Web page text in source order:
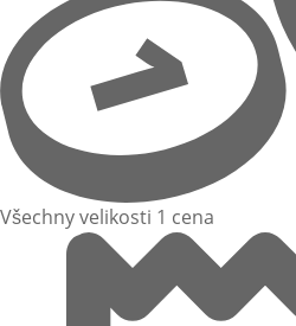
Všechny velikosti 1 cena